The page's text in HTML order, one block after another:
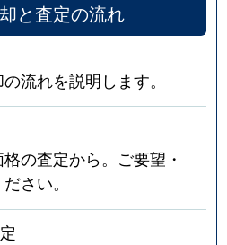
と査定の流れ
流れを説明します。
の査定から。ご要望・
さい。